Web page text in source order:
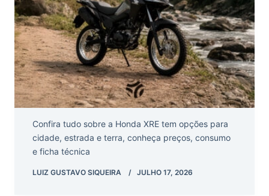
Confira tudo sobre a Honda XRE tem opções para
cidade, estrada e terra, conheça preços, consumo
e ficha técnica
LUIZ GUSTAVO SIQUEIRA JULHO 17, 2026